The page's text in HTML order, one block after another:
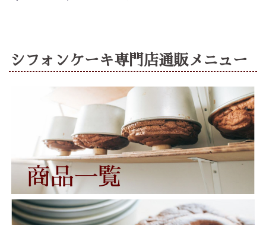
シフォンケーキ専門店通販メニュー